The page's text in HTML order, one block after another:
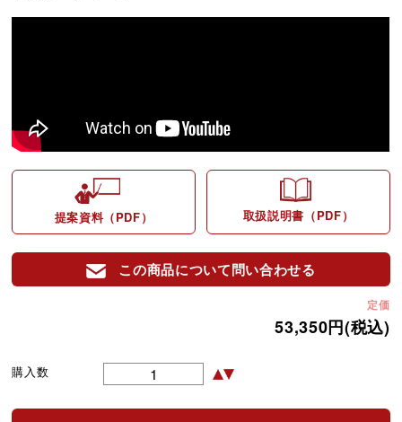
提案資料（PDF） 取扱説明書（PDF）
この商品について問い合わせる
定価
53,350円(税込)
購入数